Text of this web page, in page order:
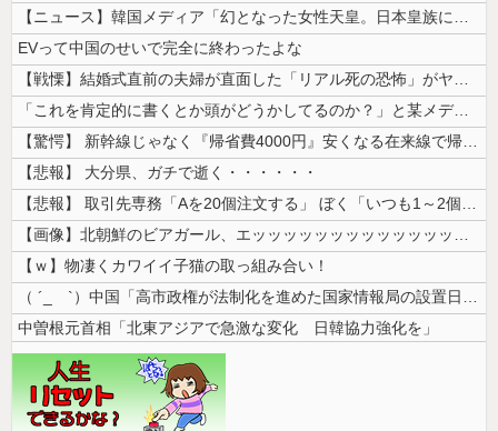
【ニュース】韓国メディア「幻となった女性天皇。日本皇族に韓半島の男の血...
EVって中国のせいで完全に終わったよな
【戦慄】結婚式直前の夫婦が直面した「リアル死の恐怖」がヤバすぎる・・・...
「これを肯定的に書くとか頭がどうかしてるのか？」と某メディアの焚書称賛...
【驚愕】 新幹線じゃなく『帰省費4000円』安くなる在来線で帰省した結...
【悲報】 大分県、ガチで逝く・・・・・・
【悲報】 取引先専務「Aを20個注文する」 ぼく「いつも1～2個しか使...
【画像】北朝鮮のビアガール、エッッッッッッッッッッッッッッッッッ！
【ｗ】物凄くカワイイ子猫の取っ組み合い！
（ ´_ゝ`）中国「高市政権が法制化を進めた国家情報局の設置日が7月3...
中曽根元首相「北東アジアで急激な変化 日韓協力強化を」